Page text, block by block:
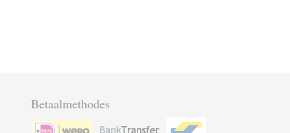
Betaalmethodes